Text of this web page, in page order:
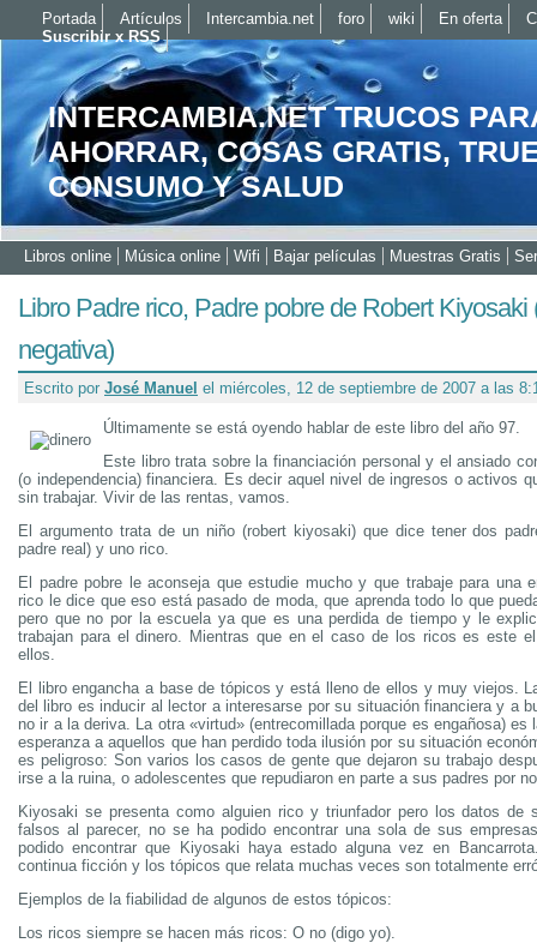
INTERCAMBIA.NET TRUCOS
AHORRAR, COSAS GRATIS,
CONSUMO Y SALUD
Libros online Música online Wifi Bajar películas Muestras Gratis
Libro Padre rico, Padre pobre de Robert Kiyosaki
negativa)
Escrito por José Manuel el miércoles, 12 de septiembre de 2007 a las
Últimamente se está oyendo hablar de este libro del año 97.
Este libro trata sobre la financiación personal y el ansiado
(o independencia) financiera. Es decir aquel nivel de ingresos o activos
sin trabajar. Vivir de las rentas, vamos.
El argumento trata de un niño (robert kiyosaki) que dice tener dos
padre real) y uno rico.
El padre pobre le aconseja que estudie mucho y que trabaje para una
rico le dice que eso está pasado de moda, que aprenda todo lo que
pero que no por la escuela ya que es una perdida de tiempo y le
trabajan para el dinero. Mientras que en el caso de los ricos es este
ellos.
El libro engancha a base de tópicos y está lleno de ellos y muy viejos.
del libro es inducir al lector a interesarse por su situación financiera y a
no ir a la deriva. La otra «virtud» (entrecomillada porque es engañosa) es
esperanza a aquellos que han perdido toda ilusión por su situación
es peligroso: Son varios los casos de gente que dejaron su trabajo
irse a la ruina, o adolescentes que repudiaron en parte a sus padres por
Kiyosaki se presenta como alguien rico y triunfador pero los datos de
falsos al parecer, no se ha podido encontrar una sola de sus
podido encontrar que Kiyosaki haya estado alguna vez en
continua ficción y los tópicos que relata muchas veces son totalmente
Ejemplos de la fiabilidad de algunos de estos tópicos:
Los ricos siempre se hacen más ricos: O no (digo yo).
Portada Artículos Intercambia.net foro wiki En oferta
Suscribir x RSS